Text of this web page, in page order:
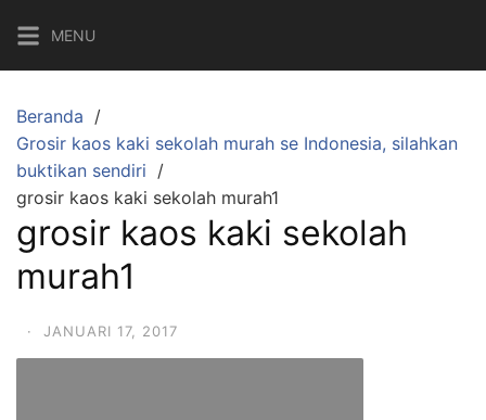
ke
konten
MENU
Beranda
Grosir kaos kaki sekolah murah se Indonesia, silahkan
buktikan sendiri
grosir kaos kaki sekolah murah1
grosir kaos kaki sekolah
murah1
· JANUARI 17, 2017